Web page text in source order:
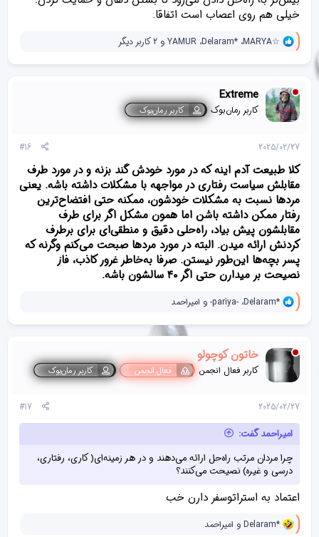
خیلی هم روی اعصاب است اتفاقا.
و
ک
ش‌
ه
ا
[
پ
س
ن
د
ه
ا
:
MARYA☆، Delaram*، YAMUR و 2 کاربر دیگر
Extreme
کاربر رمان‌بوک کاربر رمان‌بوک
2025/02/27
#16
کلا طبیعت آدم اینه که در مورد خودش گند بزنه و در مورد طرف
مقابلش سیاست رفتاری در مواجهه با مشکلات داشته باشه. یعنی
مردها نسبت به مشکلات خودشون، ممکنه حتی افتضاح‌ترین
رفتار ممکن داشته باشن اما همون مشکل اگر برای طرف
مقابلشون پیش بیاد، راه‌حلی دقیق و منطقی‌ای برای برطرف
کردنش ارائه میدن. البته در مورد مردها صبحت می‌کنم وگرنه که
پسر بچه‌ها این‌طور نیستن. صرفا به‌خاطر غرور کاذب، فاز
نصیحت بر میدارن حتی اگر ۴۰ سالشون باشه.
و
ک
ش‌
[
پ
س
ن
د
]
Delaram*، -pariya- و امیراحمد
خاتون کوچولو
کاربر فعال انجمن فعال انجمن کاربر رمان‌بوک
2025/02/27
#17
امیراحمد گفت:
چرا مردان مرتب راه‌حل ارائه می‌دهند و در هر زمینه‌ای( کاری، رفتاری،
درسی و غیره) نصیحت می‌کنند؟
اعتماد به استراتوسفر دارن خب
و
Delaram* و امیراحمد